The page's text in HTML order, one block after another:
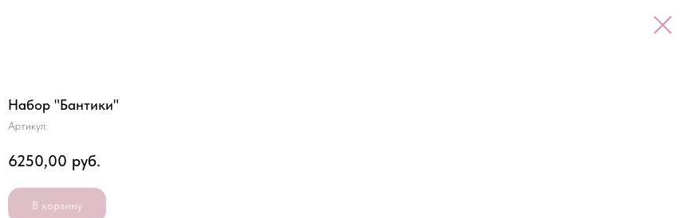
Набор "Бантики"
Артикул:
6250,00 руб.
В корзину